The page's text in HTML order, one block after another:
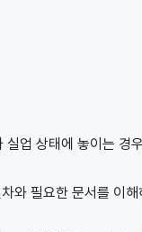
실업 상태에 놓이는 경
와 필요한 문서를 이해